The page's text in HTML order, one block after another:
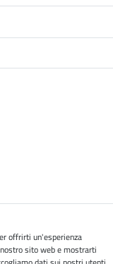
offrirti un'esperienza
sito web e mostrarti